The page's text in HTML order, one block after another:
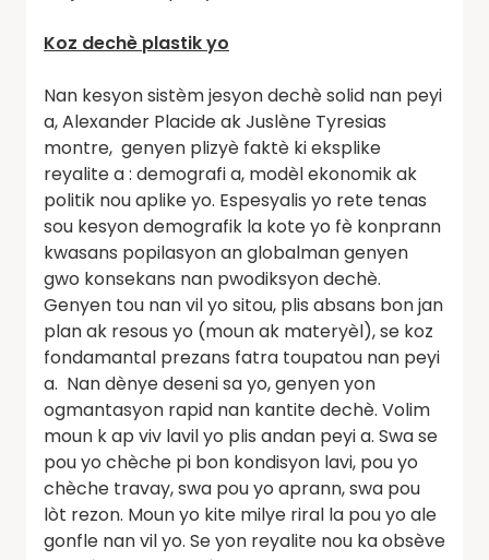
Koz dechè plastik yo
Nan kesyon sistèm jesyon dechè solid nan peyi
a, Alexander Placide ak Juslène Tyresias
montre, genyen plizyè faktè ki eksplike
reyalite a : demografi a, modèl ekonomik ak
politik nou aplike yo. Espesyalis yo rete tenas
sou kesyon demografik la kote yo fè konprann
kwasans popilasyon an globalman genyen
gwo konsekans nan pwodiksyon dechè.
Genyen tou nan vil yo sitou, plis absans bon jan
plan ak resous yo (moun ak materyèl), se koz
fondamantal prezans fatra toupatou nan peyi
a. Nan dènye deseni sa yo, genyen yon
ogmantasyon rapid nan kantite dechè. Volim
moun k ap viv lavil yo plis andan peyi a. Swa se
pou yo chèche pi bon kondisyon lavi, pou yo
chèche travay, swa pou yo aprann, swa pou
lòt rezon. Moun yo kite milye riral la pou yo ale
gonfle nan vil yo. Se yon reyalite nou ka obsève